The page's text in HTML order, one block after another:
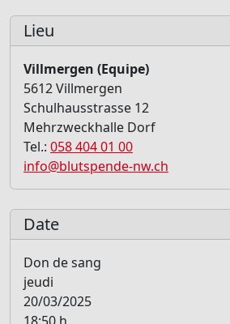
Lieu
Villmergen (Equipe)
5612 Villmergen
Schulhausstrasse 12
Mehrzweckhalle Dorf
Tel.: 058 404 01 00
info@blutspende-nw.ch
Date
Don de sang
jeudi
20/03/2025